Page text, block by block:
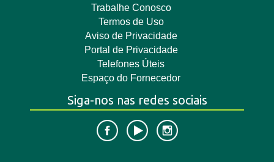
Trabalhe Conosco
Termos de Uso
Aviso de Privacidade
Portal de Privacidade
Telefones Úteis
Espaço do Fornecedor
Siga-nos nas redes sociais